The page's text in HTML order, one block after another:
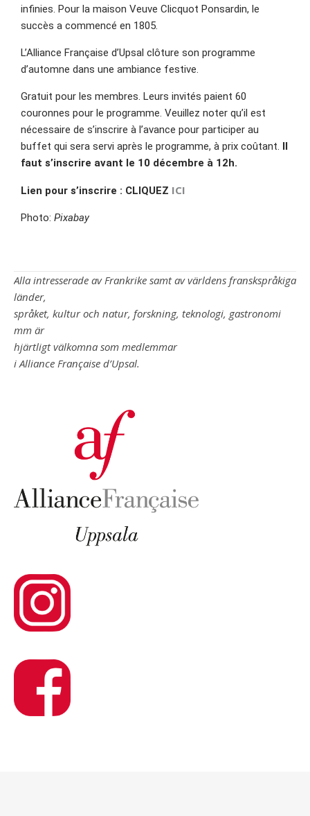
infinies. Pour la maison Veuve Clicquot Ponsardin, le
succès a commencé en 1805.
L’Alliance Française d’Upsal clôture son programme
d’automne dans une ambiance festive.
Gratuit pour les membres. Leurs invités paient 60
couronnes pour le programme. Veuillez noter qu’il est
nécessaire de s’inscrire à l’avance pour participer au
buffet qui sera servi après le programme, à prix coûtant.
faut s’inscrire avant le 10 décembre à 12h.
Lien pour s’inscrire : CLIQUEZ ICI
Photo: Pixabay
Alla intresserade av Frankrike samt av världens franskspråkiga
länder,
språket, kultur och natur, forskning, teknologi, gastronomi
mm är
hjärtligt välkomna som medlemmar
i Alliance Française d’Upsal.